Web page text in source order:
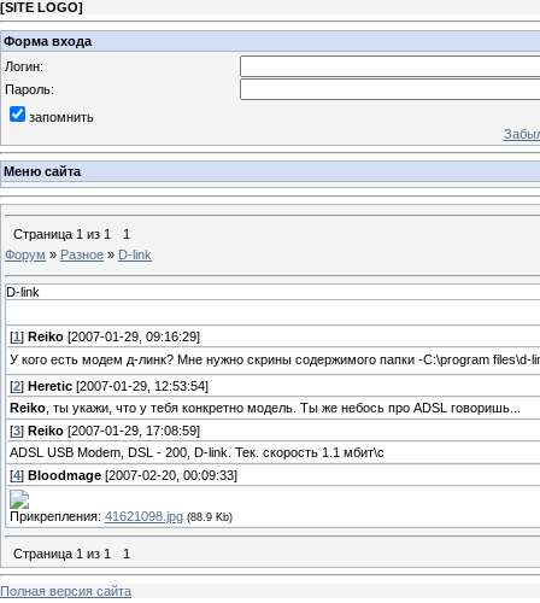
[SITE LOGO]
Форма входа
Логин:
Пароль:
запомнить
Меню сайта
Страница 1 из 1
1
Форум » Разное » D-link
D-link
[1 ] Reiko [2007-01-29, 09:16:29]
У кого есть модем д-линк? Мне нужно скрины содержимого папки -C:\program files\d-
[2] Heretic [2007-01-29, 12:53:54]
Reiko , ты укажи, что у тебя конкретно модель. Ты же небось про ADSL говоришь...
[3] Reiko [2007-01-29, 17:08:59]
ADSL USB Modem, DSL - 200, D-link. Тек. скорость 1.1 мбит\с
[4] Bloodmage [2007-02-20, 00:09:33]
Прикрепления: 41621098.jpg (88.9 Kb)
Страница 1 из 1 1
Полная версия сайта